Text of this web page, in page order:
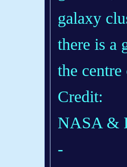
galaxy
there is a
the
Credit:
NASA &
-